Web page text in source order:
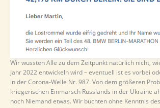
Wir wussten Alle zu dem Zeitpunkt natürlich nicht,
Jahr 2022 entwickeln wird – eventuell ist es vorbei
in der Corona-Welle Nr. 987. Von dem größeren
kriegerischen Einmarsch Russlands in der Ukraine
noch Niemand etwas. Wir buchten ohne Kenntnis